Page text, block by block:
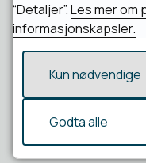
Skarven
“Detaljer”.Les mer om
informasjonskapsler.
Kun nødvendige
Godta alle